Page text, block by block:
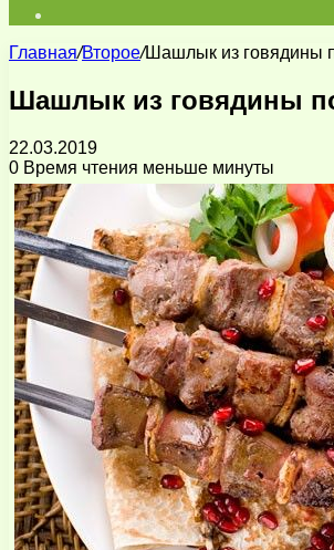
Главная/Второе/Шашлык из говядины
Шашлык из говядины
22.03.2019
0 Время чтения меньше минуты